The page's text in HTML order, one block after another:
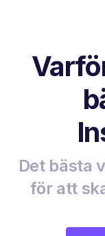
Det bästa
för att